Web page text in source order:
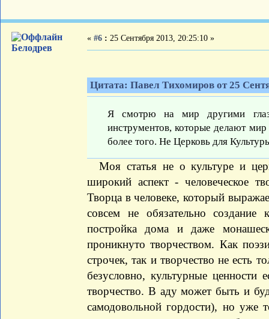
Белодрев
« #6 : 25 Сентября 2013, 20:25:10 »
Цитата: Павел Тихомиров от 25
Я смотрю на мир другими
инструментов, которые делают
более того. Не Церковь для
Моя статья не о культуре и
широкий аспект - человеческое
Творца в человеке, который
совсем не обязательно создание
постройка дома и даже
проникнуто творчеством. Как
строчек, так и творчество не есть
безусловно, культурные ценности
творчество. В аду может быть и
самодовольной гордости), но уже